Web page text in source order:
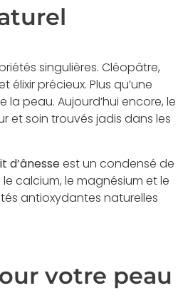
singulières. Cléopâtre,
précieux. Plus qu’une
peau. Aujourd’hui encore, le
soin trouvés jadis dans les
d’ânesseest un condensé de
calcium, le magnésium et le
antioxydantes naturelles
votre peau